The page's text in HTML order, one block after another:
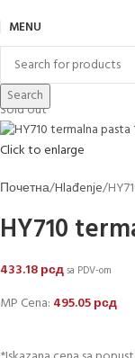
MENU
Search
Sold out
Click to enlarge
Почетна Hlađenje
HY710
433.18рсдsa PDV-om
MP Cena: 495.05рсд